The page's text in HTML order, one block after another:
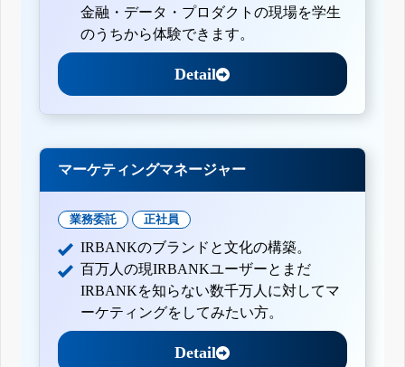
金融・データ・プロダクトの現場を学生
のうちから体験できます。
Detail
マーケティングマネージャー
業務委託 正社員
IRBANKのブランドと文化の構築。
百万人の現IRBANKユーザーとまだ
IRBANKを知らない数千万人に対してマ
ーケティングをしてみたい方。
Detail